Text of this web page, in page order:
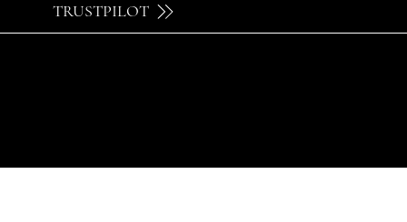
TRUSTPILOT